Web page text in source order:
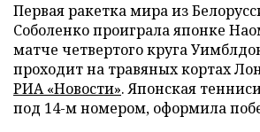
Первая ракетка мира из
Соболенко проиграла японке
матче четвертого круга
проходит на травяных кортах
РИА «Новости». Японская
под 14-м номером, оформила